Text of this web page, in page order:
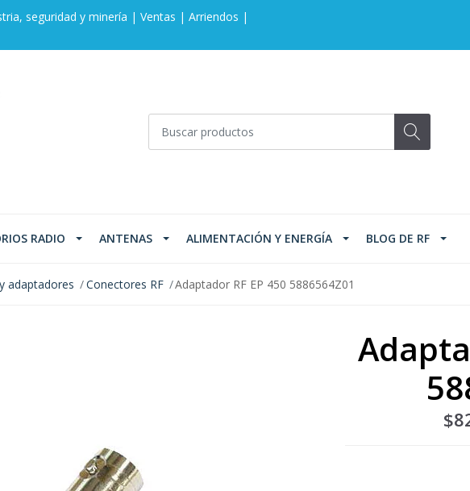
seguridad y minería | Ventas | Arriendos |
RADIO ANTENAS ALIMENTACIÓN Y ENERGÍA BLOG DE RF
adaptadores Conectores RF Adaptador RF EP 450 5886564Z01